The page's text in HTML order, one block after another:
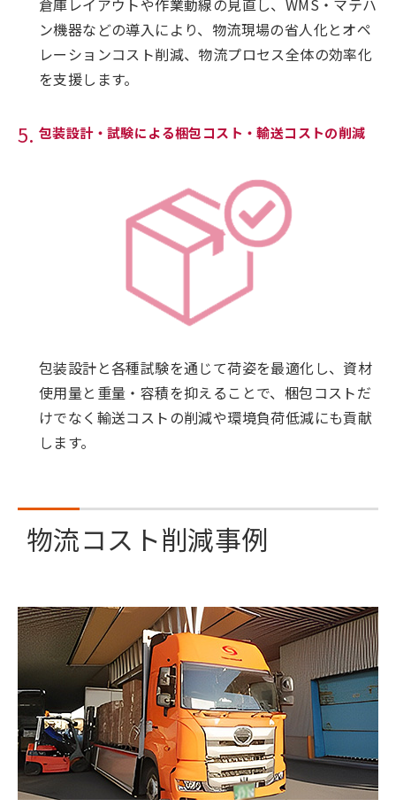
ン機器などの導入により、物流現場の省人化とオペ
レーションコスト削減、物流プロセス全体の効率化
を支援します。
包装設計・試験による梱包コスト・輸送コストの削減
包装設計と各種試験を通じて荷姿を最適化し、資材
使用量と重量・容積を抑えることで、梱包コストだ
けでなく輸送コストの削減や環境負荷低減にも貢献
します。
物流コスト削減事例